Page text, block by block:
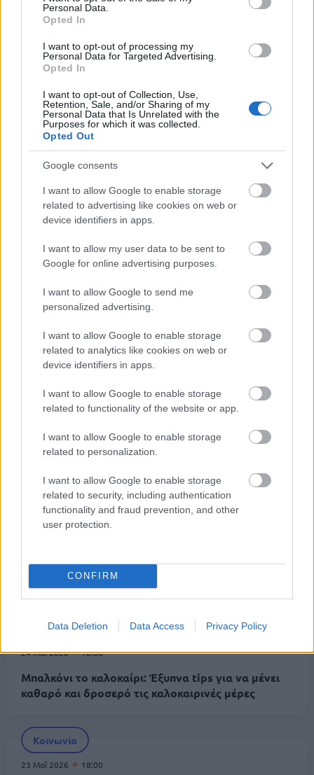
Personal Data.
Opted In
I want to opt-out of processing my
Personal Data for Targeted Advertising.
Opted In
I want to opt-out of Collection, Use,
Retention, Sale, and/or Sharing of my
Personal Data that Is Unrelated with the
Purposes for which it was collected.
Opted Out
Google consents
I want to allow Google to enable storage
related to advertising like cookies on web or
device identifiers in apps.
I want to allow my user data to be sent to
Google for online advertising purposes.
I want to allow Google to send me
personalized advertising.
I want to allow Google to enable storage
related to analytics like cookies on web or
device identifiers in apps.
I want to allow Google to enable storage
related to functionality of the website or app.
I want to allow Google to enable storage
related to personalization.
I want to allow Google to enable storage
related to security, including authentication
functionality and fraud prevention, and other
user protection.
CONFIRM
Data Deletion Data Access Privacy Policy
Τα 8 τρόφιμα που δεν πρέπει να βάλεις ποτέ στο
φούρνο μικροκυμάτων
Παιδεία
30 Μαΐ 2026 13:40
Πανελλαδικές 2026: 8 τρόποι να στηρίξετε σωστά
τα παιδιά στις εξετάσεις
29 Μαΐ 2026 19:30
Φρέσκα λαχανικά για μέρες: Τα μικρά μυστικά
σωστής αποθήκευσης που κάνουν τη διαφορά
Κοινωνία
ΔΥΠΑ: Προσοχή σε «μεσάζοντες» στον Κοινωνικό
Τουρισμό
Οικονομία
Ρεύμα: Το λάθος με το κλιματιστικό που
Κοινωνία
Μπουγάδα: Τα μυστικά για να στεγνώνουν τα
ρούχα πιο γρήγορα και χωρίς μυρωδιές
Κοινωνία
24 Μαΐ 2026 18:00
Μπαλκόνι το καλοκαίρι: Έξυπνα tips για να μένει
καθαρό και δροσερό τις καλοκαιρινές μέρες
Κοινωνία
23 Μαΐ 2026 18:00